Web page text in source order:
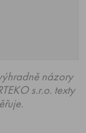
názory
s.r.o. texty